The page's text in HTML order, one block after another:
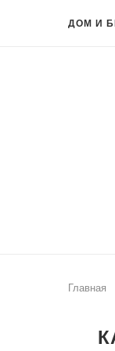
ДОМ И
Главная